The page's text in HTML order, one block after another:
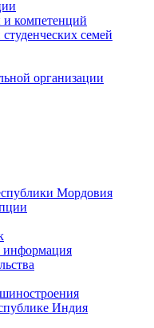
и компетенций
семей
организации
Мордовия
информация
Индия